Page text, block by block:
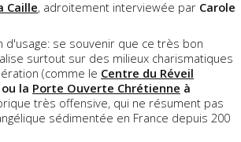
Caille, adroitement interviewée par Carole
d'usage: se souvenir que ce très bon
surtout sur des milieux charismatiques
(comme le Centre du Réveil
la Porte Ouverte Chrétienne à
très offensive, qui ne résument pas
sédimentée en France depuis 200